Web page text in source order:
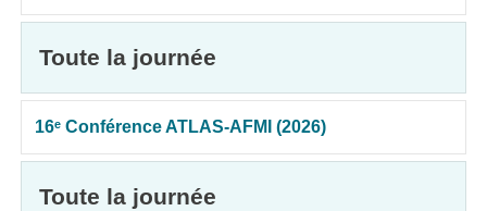
Toute la journée
16ᵉ Conférence ATLAS-AFMI (2026)
Toute la journée